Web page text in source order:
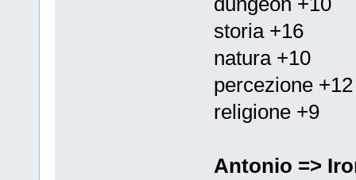
storia +16
natura +10
percezione +12
religione +9
Antonio =>